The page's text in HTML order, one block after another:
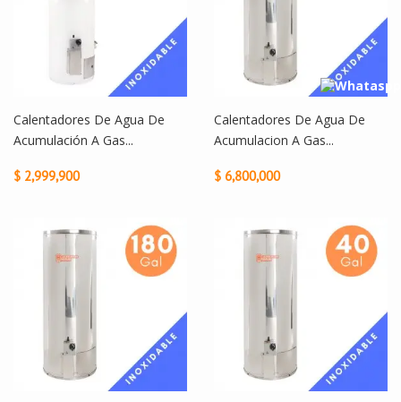
Calentadores De Agua De
Acumulación A Gas...
$ 2,999,900
Calentadores De Agua De
Acumulacion A Gas...
$ 6,800,000